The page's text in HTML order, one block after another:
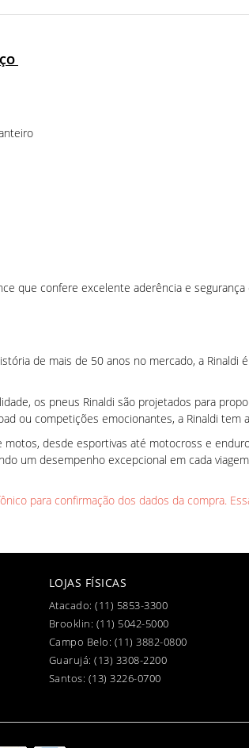
que confere excelente aderência e
de mais de 50 anos no mercado, a
os pneus Rinaldi são projetados para
ou competições emocionantes, a Rinaldi
desde esportivas até motocross e
um desempenho excepcional em cada
para confirmação dos dados da compra.
LOJAS FÍSICAS
Atacado: (11) 5853-3300
Brooklin: (11) 5042-5000
Campo Belo: (11) 3882-0800
Guarujá: (13) 3308-2200
Santos: (13) 3226-0700